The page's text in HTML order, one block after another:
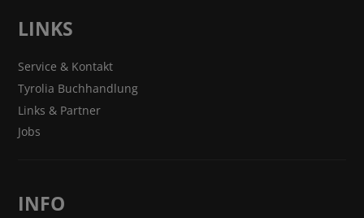
LINKS
Service & Kontakt
Tyrolia Buchhandlung
Links & Partner
Jobs
INFO